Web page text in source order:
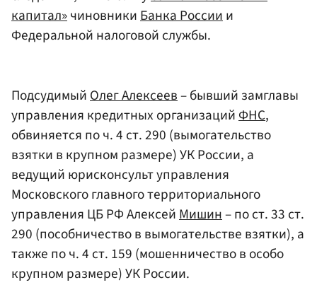
капитал»чиновники Банка России и
Федеральной налоговой службы.
ПодсудимыйОлег Алексеев– бывший замглавы
управления кредитных организацийФНС,
обвиняется по ч. 4 ст. 290 (вымогательство
взятки в крупном размере) УК России, а
ведущий юрисконсульт управления
Московского главного территориального
управления ЦБ РФ АлексейМишин– по ст. 33 ст.
290 (пособничество в вымогательстве взятки), а
также по ч. 4 ст. 159 (мошенничество в особо
крупном размере) УК России.